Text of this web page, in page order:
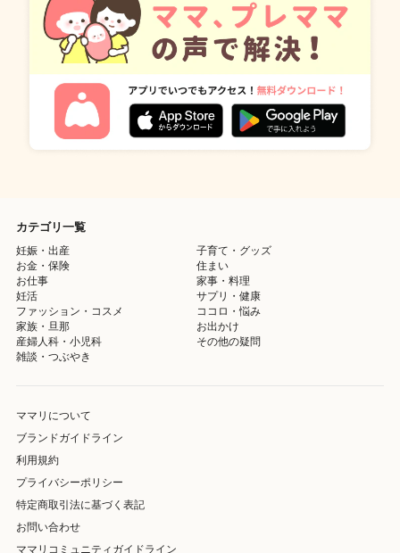
カテゴリ一覧
妊娠・出産
子育て・グッズ
お金・保険
住まい
お仕事
家事・料理
妊活
サプリ・健康
ファッション・コスメ
ココロ・悩み
家族・旦那
お出かけ
産婦人科・小児科
その他の疑問
雑談・つぶやき
ママリについて
ブランドガイドライン
利用規約
プライバシーポリシー
特定商取引法に基づく表記
お問い合わせ
ママリコミュニティガイドライン